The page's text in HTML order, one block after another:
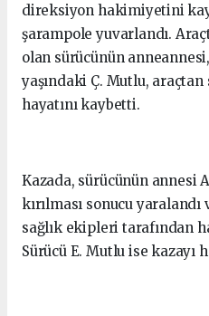
direksiyon hakimiyetini
şarampole yuvarlandı.
olan sürücünün
yaşındaki Ç. Mutlu,
hayatını kaybetti.
Kazada, sürücünün annesi
kırılması sonucu
sağlık ekipleri tarafından
Sürücü E. Mutlu ise kazayı